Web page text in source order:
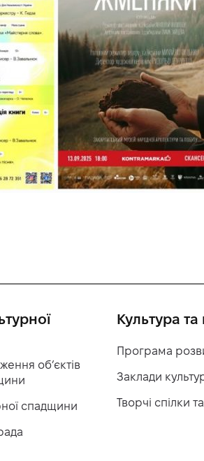
об’єктів
спадщини
Культура
Програма
Заклади
Творчі спілки